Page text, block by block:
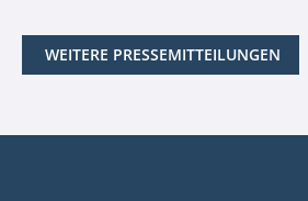
WEITERE PRESSEMITTEILUNGEN